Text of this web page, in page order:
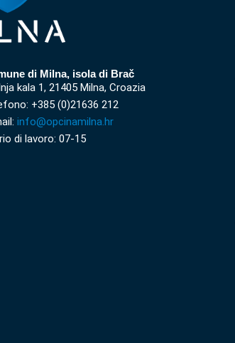
di Milna, isola di Brač
kala 1, 21405 Milna, Croazia
+385 (0)21636 212
info@opcinamilna.hr
di lavoro: 07-15